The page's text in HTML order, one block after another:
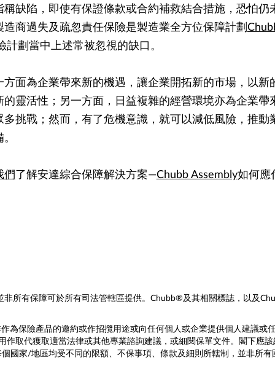
缺陷，即使有保證條款或合約補救結合措施，恐怕仍
商過失及疏忽責任保險是製造業全方位保障計劃
劃當中上述常被忽視的缺口。
面為企業帶來新的機遇，讓企業開拓新的市場，以新
靈活性；另一方面，日益複雜的經營環境亦為企業帶
挑戰；然而，有了危機意識，就可以減低風險，推動
們 了解安達綜合保障解決方案—Chubb Assembly如何應
所有保障可於所有司法管轄區提供。Chubb®及其相關標誌，以及
為保險產品的邀約或作招攬用途或向任何個人或企業提供個人建議或
作取代獲取適當法律或其他專業諮詢建議，或細閱保單文件。閣下應
國家/地區均受不同的限額、不保事項、條款及細則所轄制，並非所有